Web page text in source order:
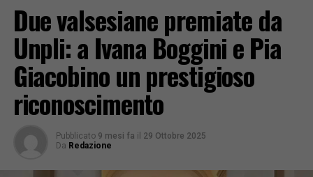
Due valsesiane premiate da
Unpli: a Ivana Boggini e Pia
Giacobino un prestigioso
riconoscimento
Pubblicato 9 mesi fa il 29 Ottobre 2025
Da Redazione